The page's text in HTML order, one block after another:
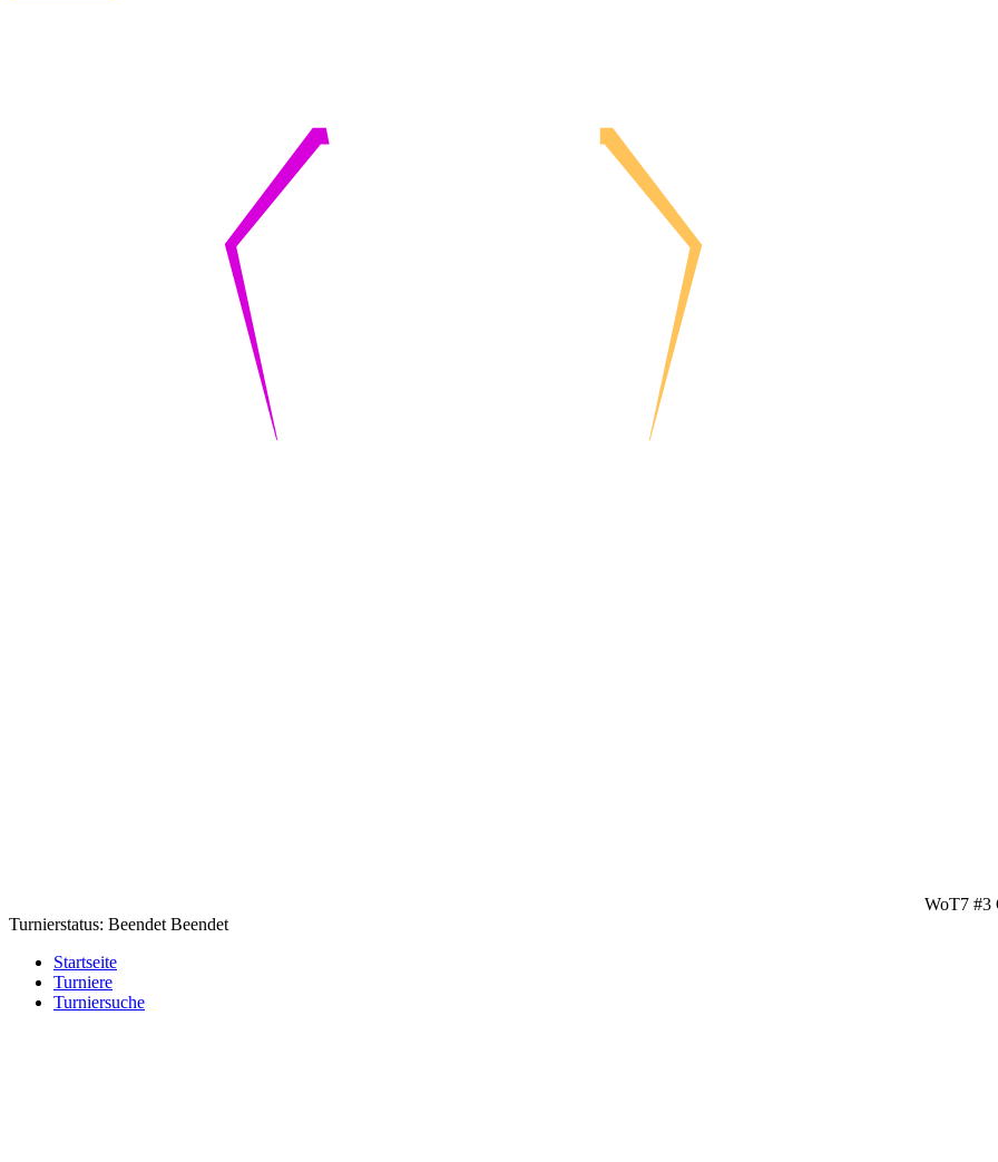
WoT7 #3
Turnierstatus: Beendet Beendet
Startseite
Turniere
Turniersuche